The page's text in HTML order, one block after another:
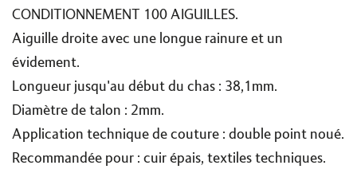
CONDITIONNEMENT 100 AIGUILLES.
Aiguille droite avec une longue rainure et un
évidement.
Longueur jusqu'au début du chas : 38,1mm.
Diamètre de talon : 2mm.
Application technique de couture : double point noué.
Recommandée pour : cuir épais, textiles techniques.